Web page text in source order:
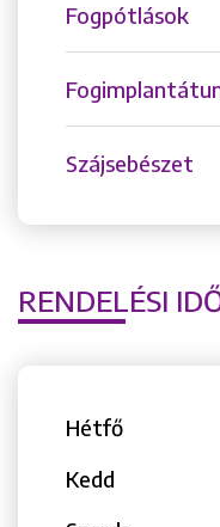
Fogpótlások
Szájsebészet
RENDELÉSI
Hétfő
Kedd